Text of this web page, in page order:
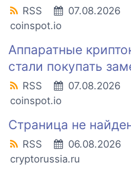
RSS 07.08.2026
coinspot.io
Аппаратные
стали покупать
RSS 07.08.2026
coinspot.io
Страница не
RSS 06.08.2026
cryptorussia.ru